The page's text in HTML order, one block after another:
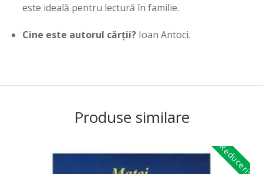
este ideală pentru lectură în familie.
Cine este autorul cărții? Ioan Antoci.
Produse similare
Reduceri!